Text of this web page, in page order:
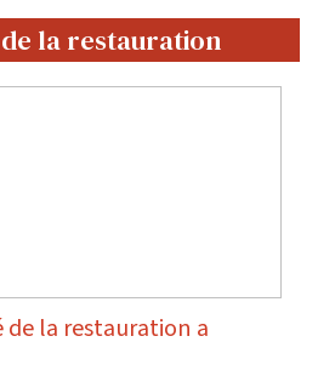
la restauration
de la restauration a